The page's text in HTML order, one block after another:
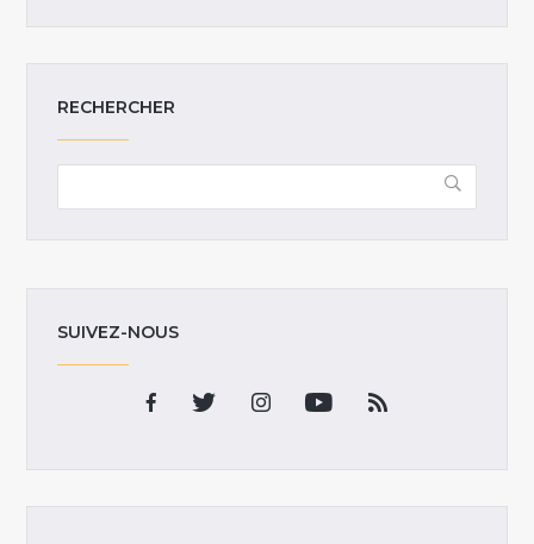
RECHERCHER
SUIVEZ-NOUS